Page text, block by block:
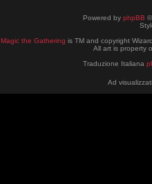
Powered by phpBB
Magic the Gathering is TM and copyright
All art is property
Traduzione Italiana
Ad